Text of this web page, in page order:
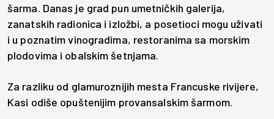
šarma. Danas je grad pun umetničkih galerija,
zanatskih radionica i izložbi, a posetioci mogu uživati
i u poznatim vinogradima, restoranima sa morskim
plodovima i obalskim šetnjama.
Za razliku od glamuroznijih mesta Francuske rivijere,
Kasi odiše opuštenijim provansalskim šarmom.